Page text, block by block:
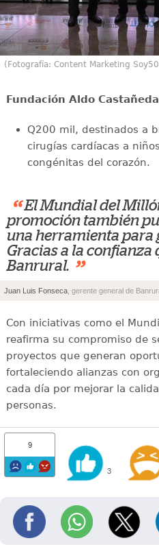
(Fotografía: Content Marketing
⁠Fundación Aldo
Q200 mil, destinados a
cirugías cardíacas a
congénitas del corazón.
“ El Mundial del
promoción también
una herramienta para
Gracias a la confianza
Banrural. ”
Juan Luis Fonseca , gerente general de
Con iniciativas como el
reafirma su compromiso de
proyectos que generan
fortaleciendo alianzas con
cada día por mejorar la
personas.
9
3